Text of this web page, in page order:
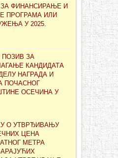
ФИНАНСИРАЊЕ И
ПРОГРАМА ИЛИ
У 2025.
ПОЗИВ ЗА
КАНДИДАТА
НАГРАДА И
ПОЧАСНОГ
ОСЕЧИНА У
О УТВРЂИВАЊУ
ЦЕНА
МЕТРА